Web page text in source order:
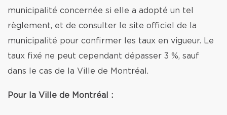
municipalité concernée si elle a adopté un tel
règlement, et de consulter le site officiel de la
municipalité pour confirmer les taux en vigueur. Le
taux fixé ne peut cependant dépasser 3 %, sauf
dans le cas de la Ville de Montréal.
Pour la Ville de Montréal :